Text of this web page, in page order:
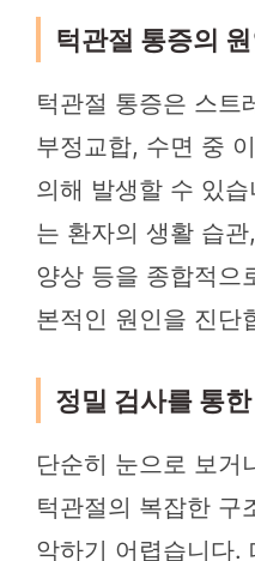
턱관절 통증의
턱관절 통증은 스트
부정교합, 수면 중
의해 발생할 수 있
는 환자의 생활 습
양상 등을 종합적으
본적인 원인을 진단
정밀 검사를 통
단순히 눈으로 보거
턱관절의 복잡한 구
악하기 어렵습니다.